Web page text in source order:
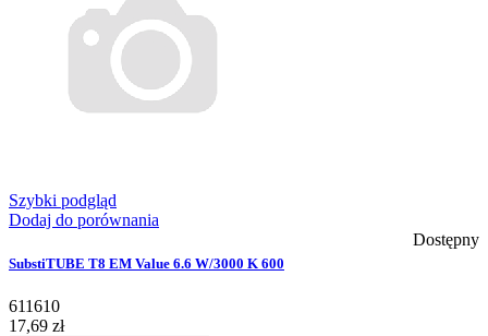
Szybki podgląd
Dodaj do porównania
Dostępny
SubstiTUBE T8 EM Value 6.6 W/3000 K 600
611610
17,69 zł